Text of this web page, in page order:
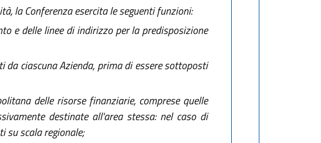
la Conferenza esercita le seguenti funzioni:
e delle linee di indirizzo per la predisposizione
ciascuna Azienda, prima di essere sottoposti
delle risorse finanziarie, comprese quelle
destinate all'area stessa: nel caso di
su scala regionale;